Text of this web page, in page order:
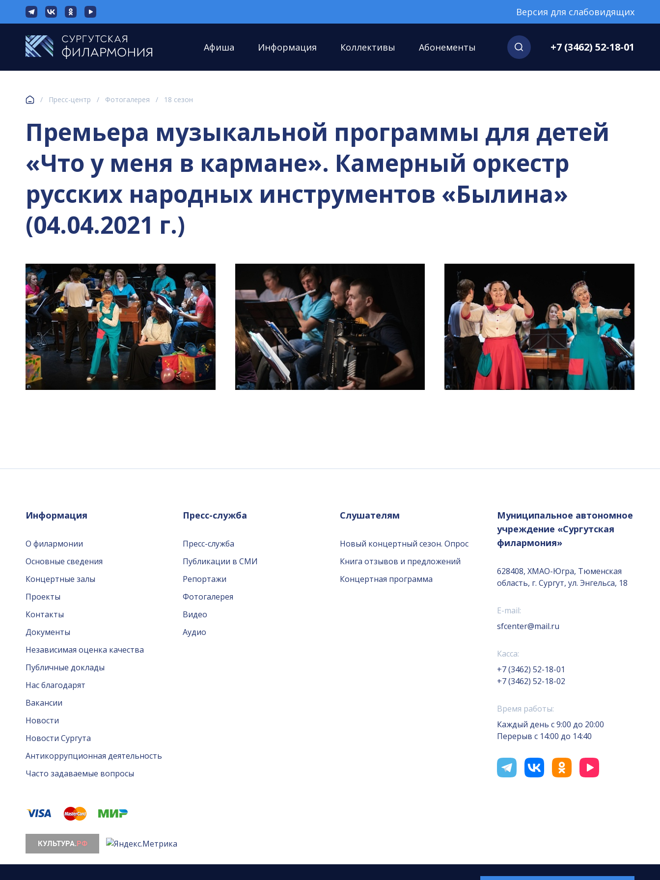
Версия для слабовидящих
Афиша Информация Коллективы Абонементы +7 (3462) 52-18-01
/ Пресс-центр / Фотогалерея / 18 сезон
Премьера музыкальной программы для детей
«Что у меня в кармане». Камерный оркестр
русских народных инструментов «Былина»
(04.04.2021 г.)
Информация
О филармонии
Основные сведения
Концертные залы
Проекты
Контакты
Документы
Независимая оценка качества
Публичные доклады
Нас благодарят
Вакансии
Новости
Новости Сургута
Антикоррупционная деятельность
Часто задаваемые вопросы
Пресс-служба
Пресс-служба
Публикации в СМИ
Репортажи
Фотогалерея
Видео
Аудио
Слушателям
Новый концертный сезон. Опрос
Книга отзывов и предложений
Концертная программа
Муниципальное автономное
учреждение «Сургутская
филармония»
628408, ХМАО-Югра, Тюменская
область, г. Сургут, ул. Энгельса, 18
E-mail:
sfcenter@mail.ru
Касса:
+7 (3462) 52-18-01
+7 (3462) 52-18-02
Время работы:
Каждый день с 9:00 до 20:00
Перерыв с 14:00 до 14:40